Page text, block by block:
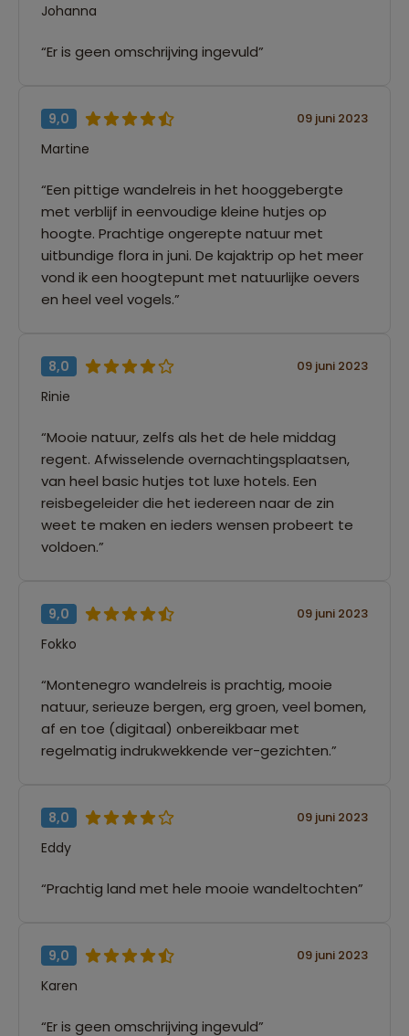
Johanna
“Er is geen omschrijving ingevuld”
9,0 09 juni 2023
Martine
“Een pittige wandelreis in het hooggebergte
met verblijf in eenvoudige kleine hutjes op
hoogte. Prachtige ongerepte natuur met
uitbundige flora in juni. De kajaktrip op het meer
vond ik een hoogtepunt met natuurlijke oevers
en heel veel vogels.”
8,0 09 juni 2023
Rinie
“Mooie natuur, zelfs als het de hele middag
regent. Afwisselende overnachtingsplaatsen,
van heel basic hutjes tot luxe hotels. Een
reisbegeleider die het iedereen naar de zin
weet te maken en ieders wensen probeert te
voldoen.”
9,0 09 juni 2023
Fokko
“Montenegro wandelreis is prachtig, mooie
natuur, serieuze bergen, erg groen, veel bomen,
af en toe (digitaal) onbereikbaar met
regelmatig indrukwekkende ver-gezichten.”
8,0 09 juni 2023
Eddy
“Prachtig land met hele mooie wandeltochten”
9,0 09 juni 2023
Karen
“Er is geen omschrijving ingevuld”